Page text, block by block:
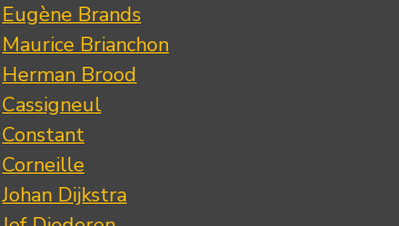
Eugène Brands
Maurice Brianchon
Herman Brood
Cassigneul
Constant
Corneille
Johan Dijkstra